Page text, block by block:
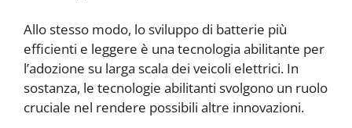
Allo stesso modo, lo sviluppo di batterie più
efficienti e leggere è una tecnologia abilitante per
l’adozione su larga scala dei veicoli elettrici. In
sostanza, le tecnologie abilitanti svolgono un ruolo
cruciale nel rendere possibili altre innovazioni.